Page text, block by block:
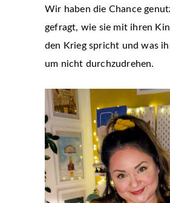
Wir haben die Chance
gefragt, wie sie mit ihren
den Krieg spricht und was
um nicht durchzudrehen.